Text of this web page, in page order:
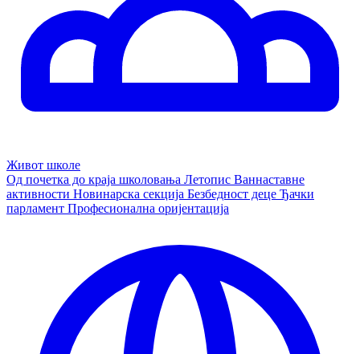
Живот школе
Од почетка до краја школовања Летопис Ваннаставне
активности Новинарска секција Безбедност деце Ђачки
парламент Професионална оријентација